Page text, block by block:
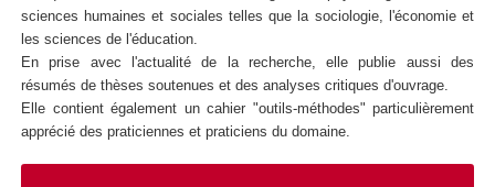
sciences humaines et sociales telles que la sociologie, l'économie et
les sciences de l'éducation.
En prise avec l'actualité de la recherche, elle publie aussi des
résumés de thèses soutenues et des analyses critiques d'ouvrage.
Elle contient également un cahier "outils-méthodes" particulièrement
apprécié des praticiennes et praticiens du domaine.